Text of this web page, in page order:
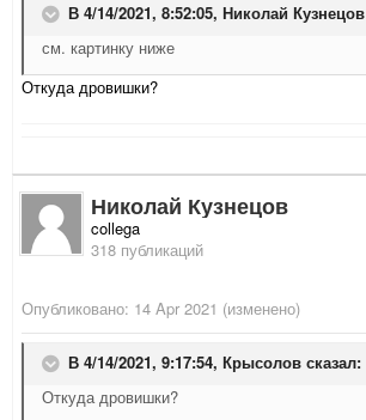
В 4/14/2021, 8:52:05, Николай Кузнецов
см. картинку ниже
Откуда дровишки?
Николай Кузнецов
collega
318 публикаций
Опубликовано: 14 Apr 2021 (изменено)
В 4/14/2021, 9:17:54, Крысолов сказал:
Откуда дровишки?